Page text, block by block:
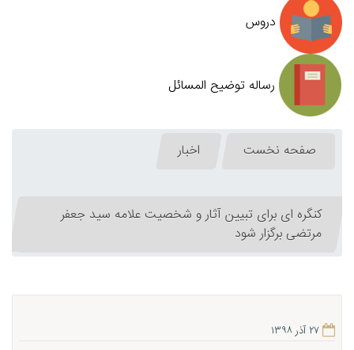
دروس
رساله توضیح المسائل
صفحه نخست اخبار
کنگره ای برای تبیین آثار و شخصیت علامه سید جعفر
مرتضی برگزار شود
۲۷ آذر ۱۳۹۸